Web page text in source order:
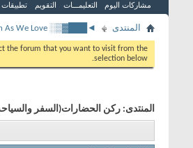
مشاركات اليوم التعليمـــات التقويم
المنتدى ◄███▓▒░ As Much As We Love░▒
the forum that you want to visit from the
selection below.
المنتدى: ركن الحضارات(السفر